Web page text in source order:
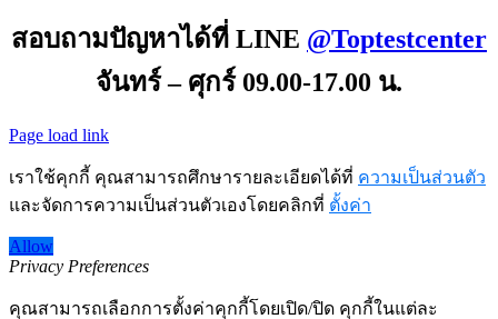
สอบถามปัญหาได้ที่ LINE @Toptestcenter
จันทร์ – ศุกร์ 09.00-17.00 น.
Page load link
เราใช้คุกกี้ คุณสามารถศึกษารายละเอียดได้ที่ ความเป็นส่วนตัว
และจัดการความเป็นส่วนตัวเองโดยคลิกที่ ตั้งค่า
Allow
Privacy Preferences
คุณสามารถเลือกการตั้งค่าคุกกี้โดยเปิด/ปิด คุกกี้ในแต่ละ